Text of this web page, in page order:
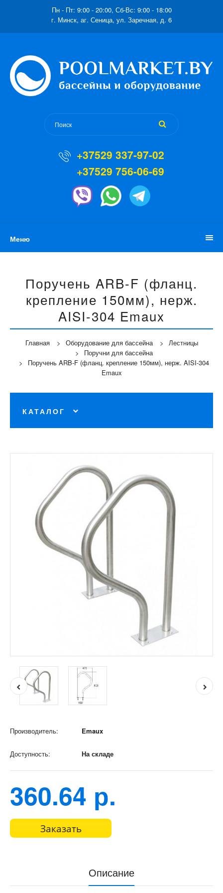
Пн - Пт: 9:00 - 20:00, Сб-Вс: 9:00 - 18:00
г. Минск, аг. Сеница, ул. Заречная, д. 6
+37529 337-97-02
+37529 756-06-69
Меню
Поручень ARB-F (фланц.
крепление 150мм), нерж.
AISI-304 Emaux
Главная Оборудование для бассейна
Лестницы
Поручни для бассейна
Поручень ARB-F (фланц. крепление 150мм), нерж. AISI-304
Emaux
КАТАЛОГ
Производитель: Emaux
Доступность: На складе
360.64 р.
Заказать
Описание